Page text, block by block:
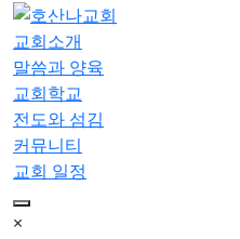
교회소개
말씀과 양육
교회학교
전도와 섬김
커뮤니티
교회 일정
×